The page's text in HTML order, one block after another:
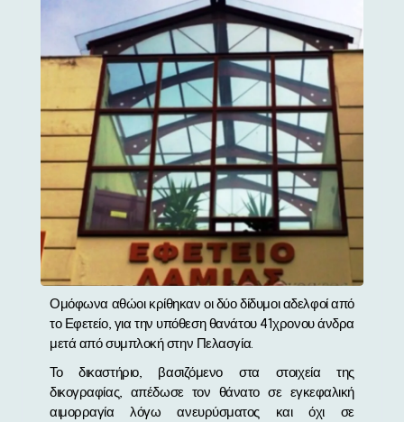
Ομόφωνα αθώοι κρίθηκαν οι δύο δίδυμοι αδελφοί από
το Εφετείο, για την υπόθεση θανάτου 41χρονου άνδρα
μετά από συμπλοκή στην Πελασγία.
Το δικαστήριο, βασιζόμενο στα στοιχεία της
δικογραφίας, απέδωσε τον θάνατο σε εγκεφαλική
αιμορραγία λόγω ανευρύσματος και όχι σε